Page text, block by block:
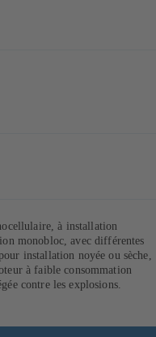
à installation
monobloc, avec différentes
installation noyée ou sèche,
à faible consommation
contre les explosions.